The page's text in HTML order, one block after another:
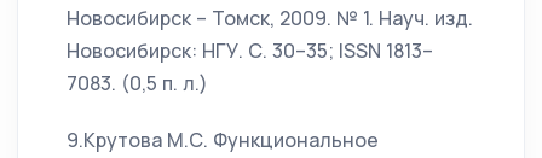
Новосибирск – Томск, 2009. № 1. Науч. изд.
Новосибирск: НГУ. С. 30–35; ISSN 1813–
7083. (0,5 п. л.)
9.Крутова М.С. Функциональное